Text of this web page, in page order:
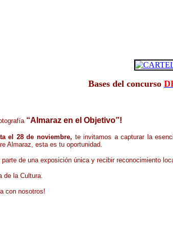
Bases del concurso
“Almaraz en el Objetivo”!
el 28 de noviembre, te invitamos a capturar la
Almaraz, esta es tu oportunidad.
parte de una exposición única y recibir reconocimiento
de la Cultura.
con nosotros!